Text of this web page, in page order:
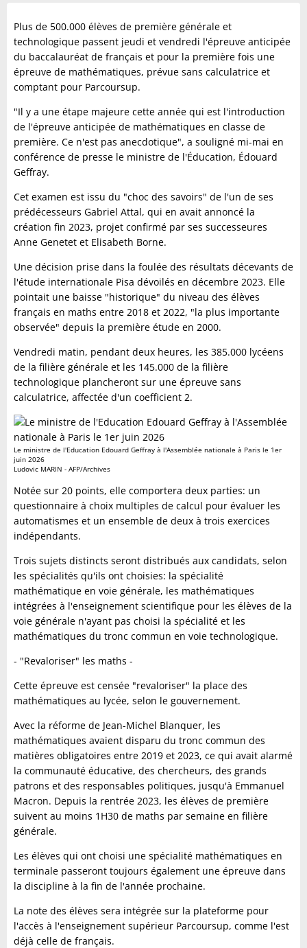
Plus de 500.000 élèves de première générale et
technologique passent jeudi et vendredi l'épreuve anticipée
du baccalauréat de français et pour la première fois une
épreuve de mathématiques, prévue sans calculatrice et
comptant pour Parcoursup.
"Il y a une étape majeure cette année qui est l'introduction
de l'épreuve anticipée de mathématiques en classe de
première. Ce n'est pas anecdotique", a souligné mi-mai en
conférence de presse le ministre de l'Éducation, Édouard
Geffray.
Cet examen est issu du "choc des savoirs" de l'un de ses
prédécesseurs Gabriel Attal, qui en avait annoncé la
création fin 2023, projet confirmé par ses successeures
Anne Genetet et Elisabeth Borne.
Une décision prise dans la foulée des résultats décevants de
l'étude internationale Pisa dévoilés en décembre 2023. Elle
pointait une baisse "historique" du niveau des élèves
français en maths entre 2018 et 2022, "la plus importante
observée" depuis la première étude en 2000.
Vendredi matin, pendant deux heures, les 385.000 lycéens
de la filière générale et les 145.000 de la filière
technologique plancheront sur une épreuve sans
calculatrice, affectée d'un coefficient 2.
Le ministre de l'Education Edouard Geffray à l'Assemblée nationale à Paris le 1er
juin 2026
Ludovic MARIN - AFP/Archives
Notée sur 20 points, elle comportera deux parties: un
questionnaire à choix multiples de calcul pour évaluer les
automatismes et un ensemble de deux à trois exercices
indépendants.
Trois sujets distincts seront distribués aux candidats, selon
les spécialités qu'ils ont choisies: la spécialité
mathématique en voie générale, les mathématiques
intégrées à l'enseignement scientifique pour les élèves de la
voie générale n'ayant pas choisi la spécialité et les
mathématiques du tronc commun en voie technologique.
- "Revaloriser" les maths -
Cette épreuve est censée "revaloriser" la place des
mathématiques au lycée, selon le gouvernement.
Avec la réforme de Jean-Michel Blanquer, les
mathématiques avaient disparu du tronc commun des
matières obligatoires entre 2019 et 2023, ce qui avait alarmé
la communauté éducative, des chercheurs, des grands
patrons et des responsables politiques, jusqu'à Emmanuel
Macron. Depuis la rentrée 2023, les élèves de première
suivent au moins 1H30 de maths par semaine en filière
générale.
Les élèves qui ont choisi une spécialité mathématiques en
terminale passeront toujours également une épreuve dans
la discipline à la fin de l'année prochaine.
La note des élèves sera intégrée sur la plateforme pour
l'accès à l'enseignement supérieur Parcoursup, comme l'est
déjà celle de français.